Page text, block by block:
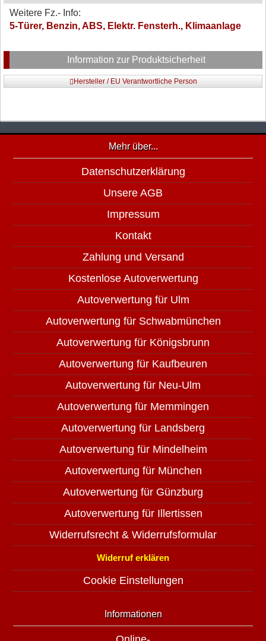
Weitere Fz.- Info:
5-Türer, Benzin, ABS, Elektr. Fensterh., Klimaanlage
Information zur Produktsicherheit
Hersteller / EU Verantwortliche Person
Mehr über...
Datenschutzerklärung
Unsere AGB
Impressum
Kontakt
Zahlung und Versand
Kostenlose Autoverwertung
Autoverwertung für Ulm
Autoverwertung für Schwabmünchen
Autoverwertung für Königsbrunn
Autoverwertung für Kaufbeuren
Autoverwertung für Neu-Ulm
Autoverwertung für Memmingen
Autoverwertung für Landsberg
Autoverwertung für Mindelheim
Autoverwertung für München
Autoverwertung für Günzburg
Autoverwertung für Illertissen
Widerrufsrecht & Widerrufsformular
Widerruf erklären
Cookie Einstellungen
Informationen